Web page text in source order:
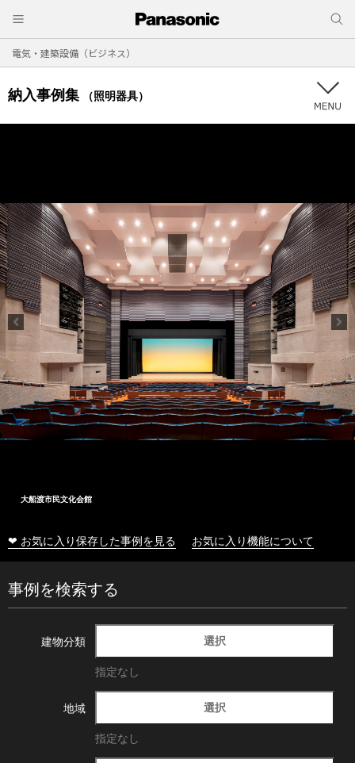
電気・建築設備（ビジネス）
納入事例集 （照明器具）
大船渡市民文化会館
❤ お気に入り保存した事例を見る お気に入り機能について
事例を検索する
建物分類 選択
指定なし
地域 選択
指定なし